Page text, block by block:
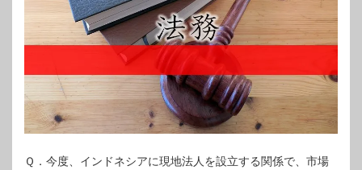
Ｑ．今度、インドネシアに現地法人を設立する関係で、市場